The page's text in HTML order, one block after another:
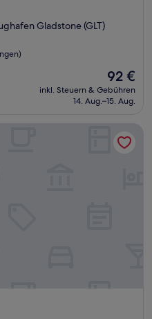
Gladstone (GLT)
Der
Preis
beträgt
92 €
inkl. Steuern & Gebühren
14. Aug.–15. Aug.